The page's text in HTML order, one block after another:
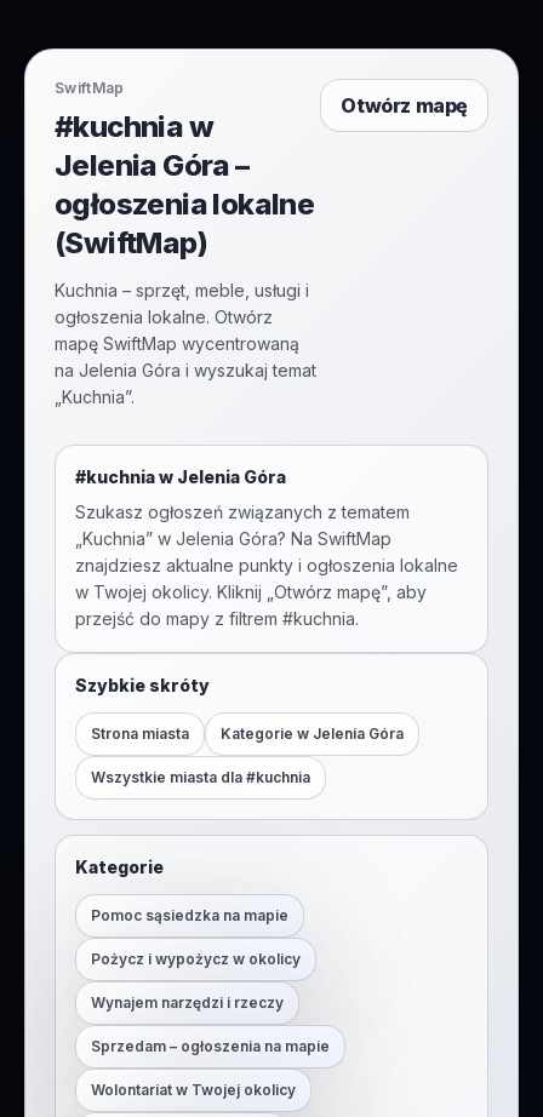
SwiftMap
#kuchnia w
Jelenia Góra –
ogłoszenia lokalne
(SwiftMap)
Kuchnia – sprzęt, meble, usługi i
ogłoszenia lokalne. Otwórz
mapę SwiftMap wycentrowaną
na Jelenia Góra i wyszukaj temat
„Kuchnia”.
Otwórz mapę
#kuchniaw Jelenia Góra
Szukasz ogłoszeń związanych z tematem
Kuchnia” w Jelenia Góra? Na SwiftMap
znajdziesz aktualne punkty i ogłoszenia lokalne
w Twojej okolicy. Kliknij „Otwórz mapę”, aby
przejść do mapy z filtrem #kuchnia.
Szybkie skróty
Strona miasta Kategorie w Jelenia Góra
Wszystkie miasta dla #kuchnia
Kategorie
Pomoc sąsiedzka na mapie
Pożycz i wypożycz w okolicy
Wynajem narzędzi i rzeczy
Sprzedam – ogłoszenia na mapie
Wolontariat w Twojej okolicy